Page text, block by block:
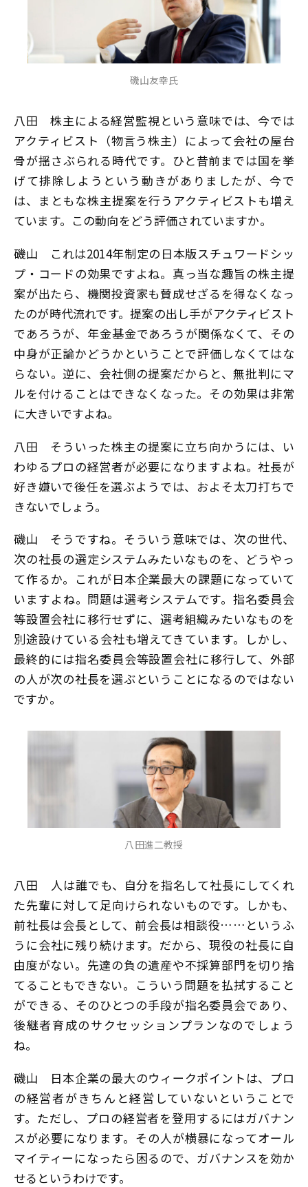
磯山友幸氏
八田 株主による経営監視という意味では、今では
アクティビスト（物言う株主）によって会社の屋台
骨が揺さぶられる時代です。ひと昔前までは国を挙
げて排除しようという動きがありましたが、今で
は、まともな株主提案を行うアクティビストも増え
ています。この動向をどう評価されていますか。
磯山 これは2014年制定の日本版スチュワードシッ
プ・コードの効果ですよね。真っ当な趣旨の株主提
案が出たら、機関投資家も賛成せざるを得なくなっ
たのが時代流れです。提案の出し手がアクティビスト
であろうが、年金基金であろうが関係なくて、その
中身が正論かどうかということで評価しなくてはな
らない。逆に、会社側の提案だからと、無批判にマ
ルを付けることはできなくなった。その効果は非常
に大きいですよね。
八田 そういった株主の提案に立ち向かうには、い
わゆるプロの経営者が必要になりますよね。社長が
好き嫌いで後任を選ぶようでは、およそ太刀打ちで
きないでしょう。
磯山 そうですね。そういう意味では、次の世代、
次の社長の選定システムみたいなものを、どうやっ
て作るか。これが日本企業最大の課題になっていて
いますよね。問題は選考システムです。指名委員会
等設置会社に移行せずに、選考組織みたいなものを
別途設けている会社も増えてきています。しかし、
最終的には指名委員会等設置会社に移行して、外部
の人が次の社長を選ぶということになるのではない
ですか。
八田進二教授
八田 人は誰でも、自分を指名して社長にしてくれ
た先輩に対して足向けられないものです。しかも、
前社長は会長として、前会長は相談役……というふ
うに会社に残り続けます。だから、現役の社長に自
由度がない。先達の負の遺産や不採算部門を切り捨
てることもできない。こういう問題を払拭すること
ができる、そのひとつの手段が指名委員会であり、
後継者育成のサクセッションプランなのでしょう
ね。
磯山 日本企業の最大のウィークポイントは、プロ
の経営者がきちんと経営していないということで
す。ただし、プロの経営者を登用するにはガバナン
スが必要になります。その人が横暴になってオール
マイティーになったら困るので、ガバナンスを効か
せるというわけです。